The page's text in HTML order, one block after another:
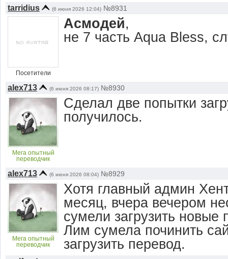
tarridius (6 июня 2026 12:04) №8931
Посетители
Асмодей,
не 7 часть Aqua Bless,
alex713 (6 июня 2026 08:17) №8930
Мега опытный
переводчик
Сделал две попытки
получилось.
alex713 (6 июня 2026 08:04) №8929
Мега опытный
переводчик
Хотя главный админ
месяц, вчера вечером
сумели загрузить
Лим сумела починить
загрузить перевод.